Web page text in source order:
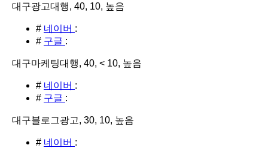
대구광고대행, 40, 10, 높음
# 네이버 :
# 구글 :
대구마케팅대행, 40, < 10, 높음
# 네이버 :
# 구글 :
대구블로그광고, 30, 10, 높음
# 네이버 :